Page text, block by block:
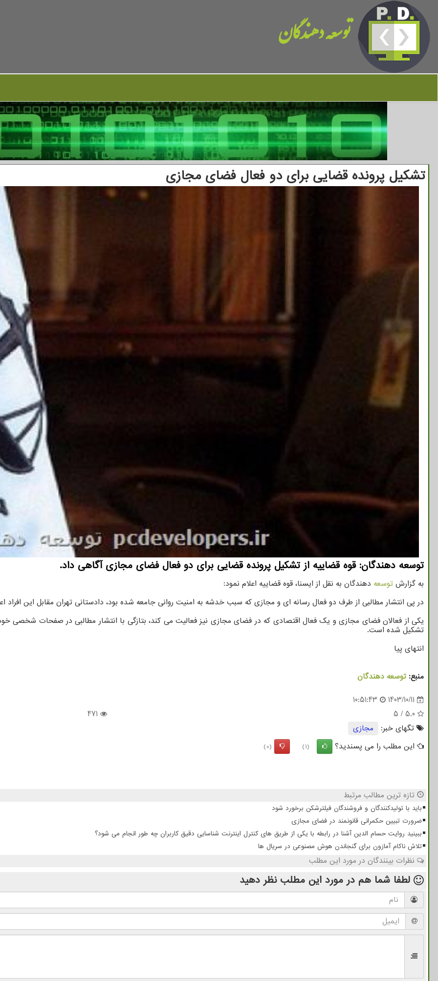
توسعه دهندگان
تشکیل پرونده قضایی برای دو فعال فضای مجازی
توسعه دهندگان: قوه قضاییه از تشکیل پرونده قضایی برای دو فعال فضای مجازی آگاهی داد.
به گزارش توسعه دهندگان به نقل از ایسنا، قوه قضاییه اعلام نمود:
در پی انتشار مطالبی از طرف دو فعال رسانه ای و مجازی که سبب خدشه به امنیت روانی جامعه شده بود، دادستانی تهران مقابل این افراد
یکی از فعالان فضای مجازی و یک فعال اقتصادی که در فضای مجازی نیز فعالیت می کند، بتازگی با انتشار مطالبی در صفحات شخصی خود
تشکیل شده است.
انتهای پیا
منبع: توسعه دهندگان
1403/10/11
10:51:43
5.0
/
5
471
تگهای خبر:
مجازی
این مطلب را می پسندید؟
(1)
(0)
تازه ترین مطالب مرتبط
باید با تولیدکنندگان و فروشندگان فیلترشکن برخورد شود
ضرورت تبیین حکمرانی قانونمند در فضای مجازی
ببینید روایت حسام الدین آشنا در رابطه با یکی از طریق های کنترل اینترنت شناسایی دقیق کاربران چه طور انجام می شود؟
تلاش ناکام آمازون برای گنجاندن هوش مصنوعی در سریال ها
نظرات بینندگان در مورد این مطلب
لطفا شما هم در مورد این مطلب نظر دهید